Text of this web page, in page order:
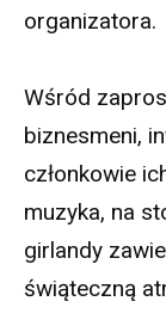
organizatora.
Wśród
biznesmeni,
członkowie
muzyka, na
girlandy
świąteczną